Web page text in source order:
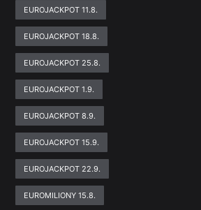
EUROJACKPOT 11.8.
EUROJACKPOT 18.8.
EUROJACKPOT 25.8.
EUROJACKPOT 1.9.
EUROJACKPOT 8.9.
EUROJACKPOT 15.9.
EUROJACKPOT 22.9.
EUROMILIONY 15.8.